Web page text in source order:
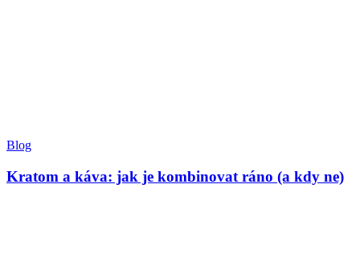
Blog
Kratom a káva: jak je kombinovat ráno (a kdy ne)